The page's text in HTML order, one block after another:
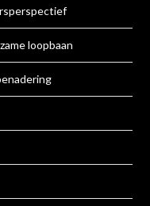
loopbaan